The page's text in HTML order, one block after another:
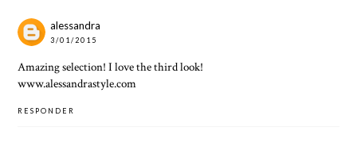
alessandra
3/01/2015
Amazing selection! I love the third look!
www.alessandrastyle.com
RESPONDER